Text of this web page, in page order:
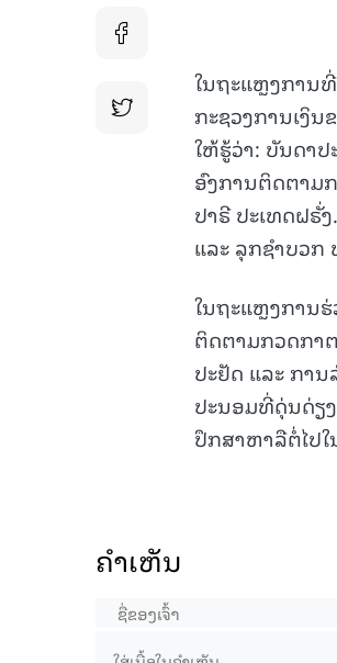
ໃນຖະແຫຼງການ
ກະຊວງການເງິນ
ໃຫ້ຮູ້ວ່າ: ບັນດາ
ອົງການຕິດຕາມ
ປາຣີ ປະເທດຝຣັ່
ແລະ ລຸກຊຳບວກ
ໃນຖະແຫຼງການ
ຕິດຕາມກວດກາ
ປະຢັດ ແລະ ກາ
ປະນອມທີ່ດຸ່ນດ່ຽ
ປຶກສາຫາລືຕໍ່ໄປໃ
ຄໍາເຫັນ